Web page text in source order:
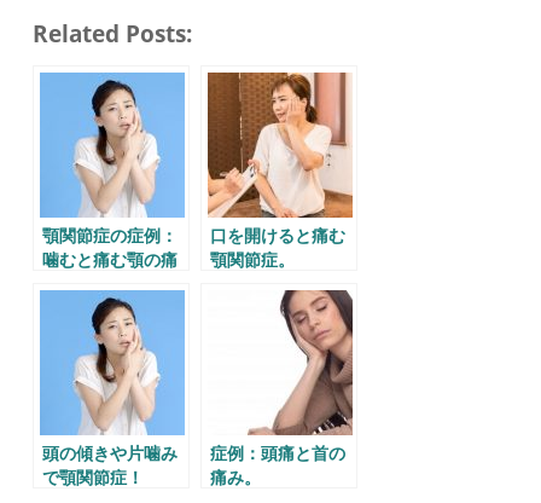
bo
ok
tte
r
ail
a
Related Posts:
顎関節症の症例：
噛むと痛む顎の痛
口を開けると痛む
顎関節症。
頭の傾きや片噛み
で顎関節症！
症例：頭痛と首の
痛み。